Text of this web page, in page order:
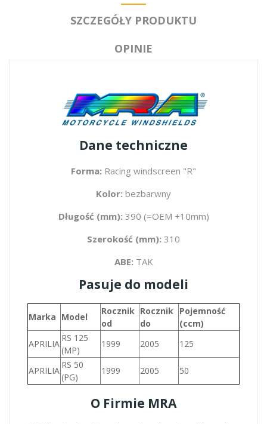
SZCZEGÓŁY PRODUKTU
OPINIE
Dane techniczne
Forma: Racing windscreen "R"
Kolor: bezbarwny
Długość (mm): 390 (=OEM +10mm)
Szerokość (mm): 310
ABE: TAK
Pasuje do modeli
Marka Model
Rocznik
od
Rocznik
do
Pojemność
(ccm)
APRILIA
RS 125
(MP)
1999 2005 125
APRILIA
RS 50
(PG)
1999 2005 50
O Firmie MRA